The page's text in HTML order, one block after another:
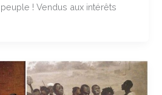
! Vendus aux intérêts